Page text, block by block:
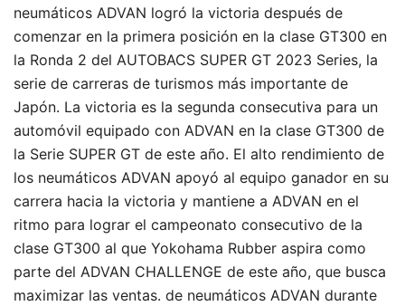
neumáticos ADVAN logró la victoria después de
comenzar en la primera posición en la clase GT300 en
la Ronda 2 del AUTOBACS SUPER GT 2023 Series, la
serie de carreras de turismos más importante de
Japón. La victoria es la segunda consecutiva para un
automóvil equipado con ADVAN en la clase GT300 de
la Serie SUPER GT de este año. El alto rendimiento de
los neumáticos ADVAN apoyó al equipo ganador en su
carrera hacia la victoria y mantiene a ADVAN en el
ritmo para lograr el campeonato consecutivo de la
clase GT300 al que Yokohama Rubber aspira como
parte del ADVAN CHALLENGE de este año, que busca
maximizar las ventas. de neumáticos ADVAN durante